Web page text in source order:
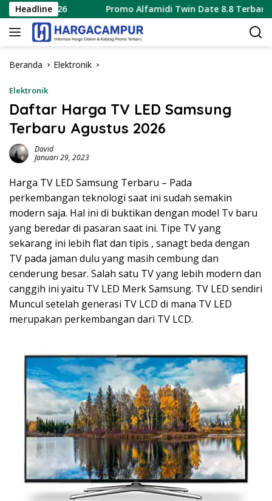
Langsung
ke
konten
Headline
2026 Promo Alfamidi Twin Date 8.8 Terbaru 8
Beranda Elektronik
Elektronik
Daftar Harga TV LED Samsung
Terbaru Agustus 2026
David
Januari 29, 2023
Harga TV LED Samsung Terbaru – Pada
perkembangan teknologi saat ini sudah semakin
modern saja. Hal ini di buktikan dengan model Tv baru
yang beredar di pasaran saat ini. Tipe TV yang
sekarang ini lebih flat dan tipis , sanagt beda dengan
TV pada jaman dulu yang masih cembung dan
cenderung besar. Salah satu TV yang lebih modern dan
canggih ini yaitu TV LED Merk Samsung. TV LED sendiri
Muncul setelah generasi TV LCD di mana TV LED
merupakan perkembangan dari TV LCD.